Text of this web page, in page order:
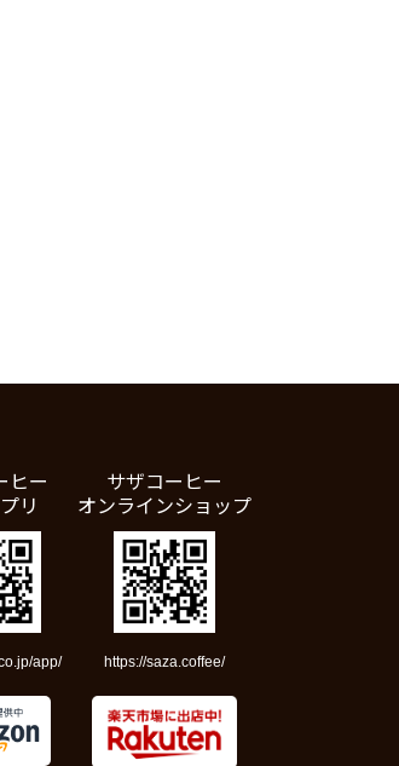
ヒー
リ
app/
サザコーヒー
オンラインショップ
https://saza.coffee/